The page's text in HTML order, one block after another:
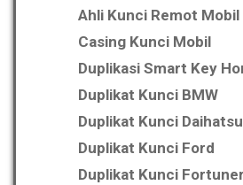
Ahli Kunci Remot Mobil
Casing Kunci Mobil
Duplikasi Smart Key
Duplikat Kunci BMW
Duplikat Kunci
Duplikat Kunci Ford
Duplikat Kunci Fortuner